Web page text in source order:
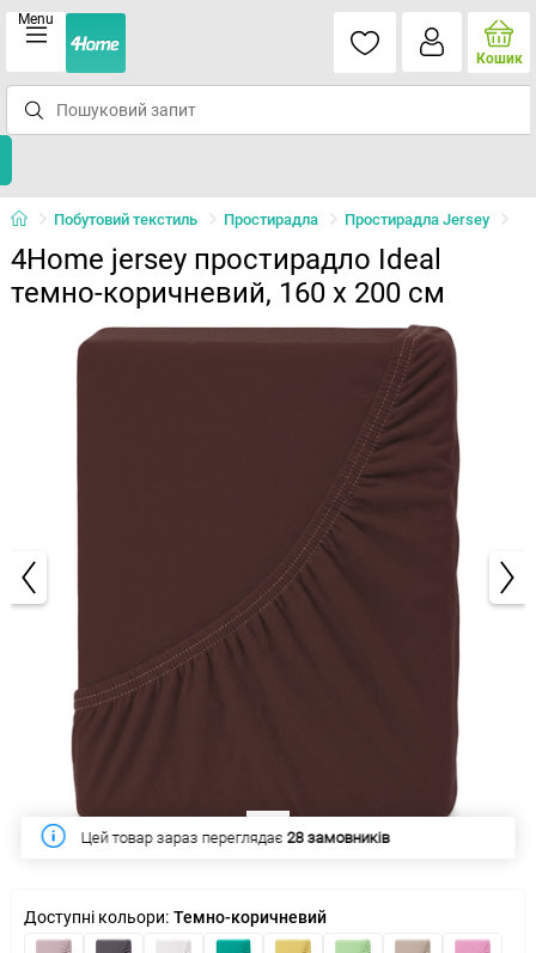
Menu
Кошик
Побутовий текстиль Простирадла Простирадла Jersey
4Home jersey простирадло Ideal
темно-коричневий, 160 x 200 см
Цей тиждень купило274 замовників
Доступні кольори: Темно-коричневий